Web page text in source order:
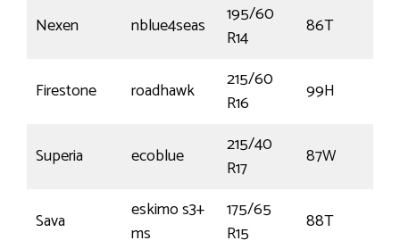
Nexen nblue4seas
195/60
R14
86T
Firestone roadhawk
215/60
R16
99H
Superia ecoblue
215/40
R17
87W
Sava
eskimo s3+
ms
175/65
R15
88T